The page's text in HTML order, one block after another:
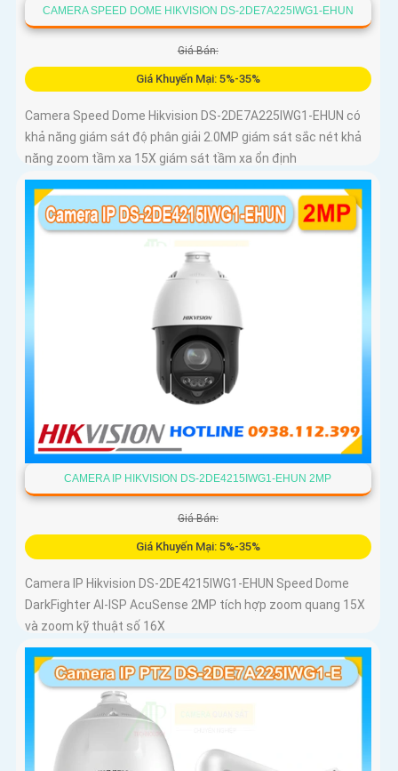
CAMERA SPEED DOME HIKVISION DS-2DE7A225IWG1-EHUN
Giá Bán:
Giá Khuyến Mại: 5%-35%
Camera Speed Dome Hikvision DS-2DE7A225IWG1-EHUN có
khả năng giám sát độ phân giải 2.0MP giám sát sắc nét khả
năng zoom tầm xa 15X giám sát tầm xa ổn định
CAMERA IP HIKVISION DS-2DE4215IWG1-EHUN 2MP
Giá Bán:
Giá Khuyến Mại: 5%-35%
Camera IP Hikvision DS-2DE4215IWG1-EHUN Speed Dome
DarkFighter AI-ISP AcuSense 2MP tích hợp zoom quang 15X
và zoom kỹ thuật số 16X